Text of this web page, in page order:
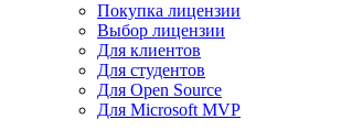
Покупка лицензии
Выбор лицензии
Для клиентов
Для студентов
Для Open Source
Для Microsoft MVP